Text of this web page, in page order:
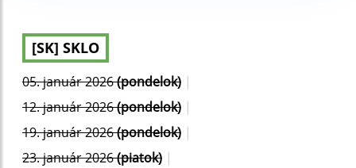
[SK] SKLO
05. január 2026(pondelok) |
12. január 2026(pondelok) |
19. január 2026(pondelok) |
23. január 2026(piatok) |